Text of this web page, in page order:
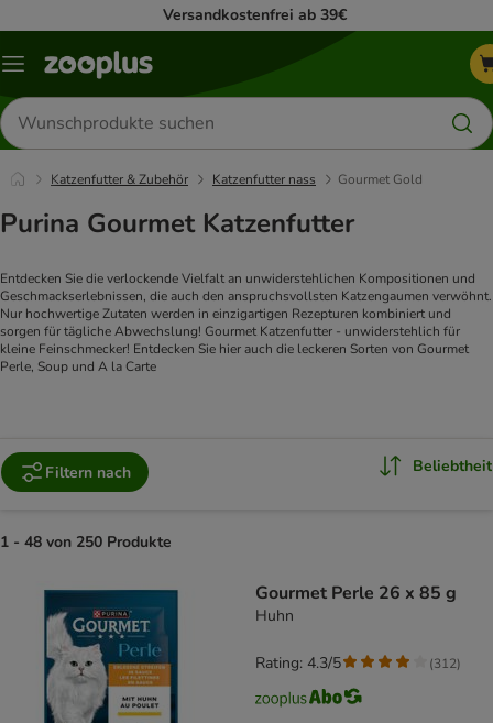
Versandkostenfrei ab 39€
Menü
Produkte
suchen
Katzenfutter & Zubehör Katzenfutter nass Gourmet Gold
Purina Gourmet Katzenfutter
Entdecken Sie die verlockende Vielfalt an unwiderstehlichen Kompositionen und
Geschmackserlebnissen, die auch den anspruchsvollsten Katzengaumen verwöhnt.
Nur hochwertige Zutaten werden in einzigartigen Rezepturen kombiniert und
sorgen für tägliche Abwechslung! Gourmet Katzenfutter - unwiderstehlich für
kleine Feinschmecker! Entdecken Sie hier auch die leckeren Sorten von Gourmet
Perle, Soup und A la Carte
Filtern nach Beliebtheit
1 - 48 von 250 Produkte
Gourmet Perle 26 x 85 g
Huhn
Rating: 4.3/5 (312)